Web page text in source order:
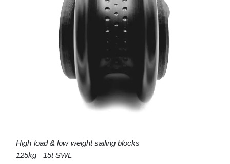
High-load & low-weight sailing blocks
125kg - 15t SWL